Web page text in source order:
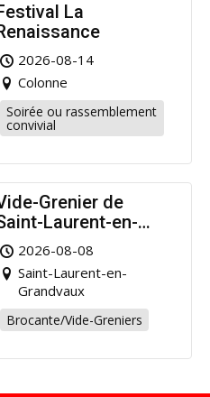
La
2026-08-14
Colonne
Soirée ou rassemblement
convivial
Grenier de
Laurent-en-
Grandvaux : Venez
chiner pour la bonne
cause !
2026-08-08
Saint-Laurent-en-
Grandvaux
Brocante/Vide-Greniers